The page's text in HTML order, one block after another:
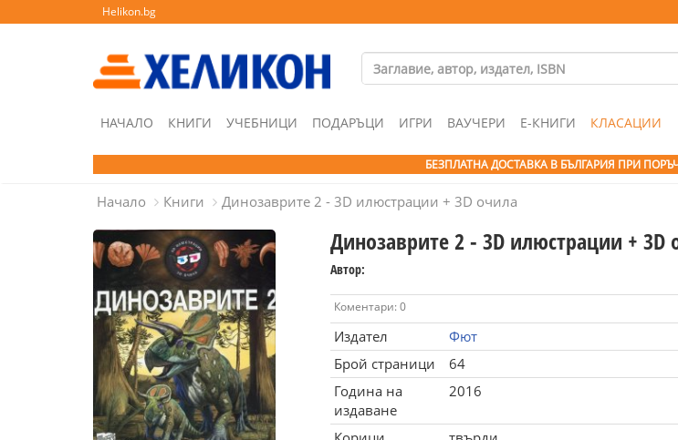
Helikon.bg
НАЧАЛО КНИГИ УЧЕБНИЦИ ПОДАРЪЦИ ИГРИ ВАУЧЕРИ Е-КНИГИ КЛАСАЦИИ
БЕЗПЛАТНА ДОСТАВКА В БЪЛГАРИЯ ПРИ
Начало Книги Динозаврите 2 - 3D илюстрации + 3D очила
Динозаврите 2 - 3D илюстрации + 3D
Автор:
Коментари: 0
Издател
Фют
Брой страници
64
Година на
издаване
2016